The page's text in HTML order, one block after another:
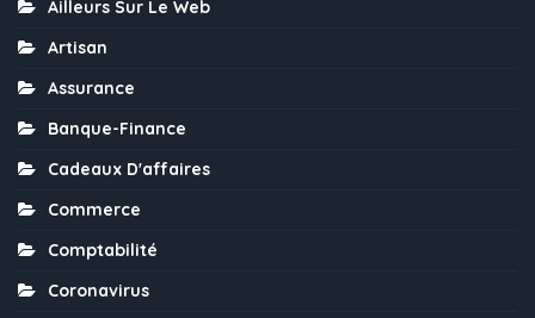
Ailleurs Sur Le Web
Artisan
Assurance
Banque-Finance
Cadeaux D'affaires
Commerce
Comptabilité
Coronavirus